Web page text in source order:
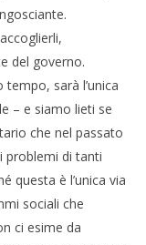
del governo.
sarà l’unica
– e siamo lieti se
che nel passato
problemi di tanti
questa è l’unica via
sociali che
ci esime da